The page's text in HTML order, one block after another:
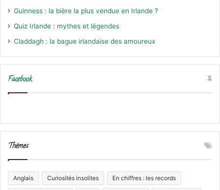
Guinness : la bière la plus vendue en Irlande ?
Quiz Irlande : mythes et légendes
Claddagh : la bague irlandaise des amoureux
Facebook
Thèmes
Anglais Curiosités insolites En chiffres : les records